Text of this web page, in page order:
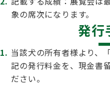
災害救助犬の育成
股関節形成不全症(HD)と肘
人工授精について
ドッグダンス
象の席次になります。
発行
当該犬の所有者様より、
記の発行料金を、現金書
ださい。